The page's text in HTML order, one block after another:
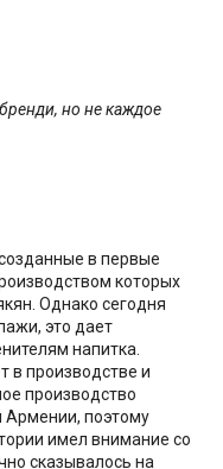
но не каждое
в первые
которых
Однако сегодня
это дает
напитка.
в производстве и
производство
Армении, поэтому
имел внимание со
сказывалось на